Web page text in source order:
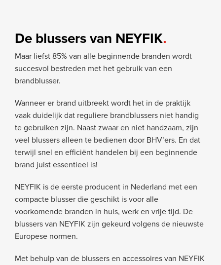
De blussers van NEYFIK
Maar liefst 85% van alle beginnende branden wordt
succesvol bestreden met het gebruik van een
brandblusser.
Wanneer er brand uitbreekt wordt het in de praktijk
vaak duidelijk dat reguliere brandblussers niet handig
te gebruiken zijn. Naast zwaar en niet handzaam, zijn
veel blussers alleen te bedienen door BHV’ers. En dat
terwijl snel en efficiënt handelen bij een beginnende
brand juist essentieel is!
NEYFIK is de eerste producent in Nederland met een
compacte blusser die geschikt is voor alle
voorkomende branden in huis, werk en vrije tijd. De
blussers van NEYFIK zijn gekeurd volgens de nieuwste
Europese normen.
Met behulp van de blussers en accessoires van NEYFIK